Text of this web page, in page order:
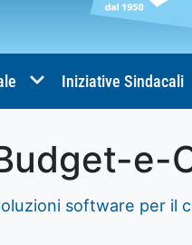
Iniziative Sindacali
e-
software per il